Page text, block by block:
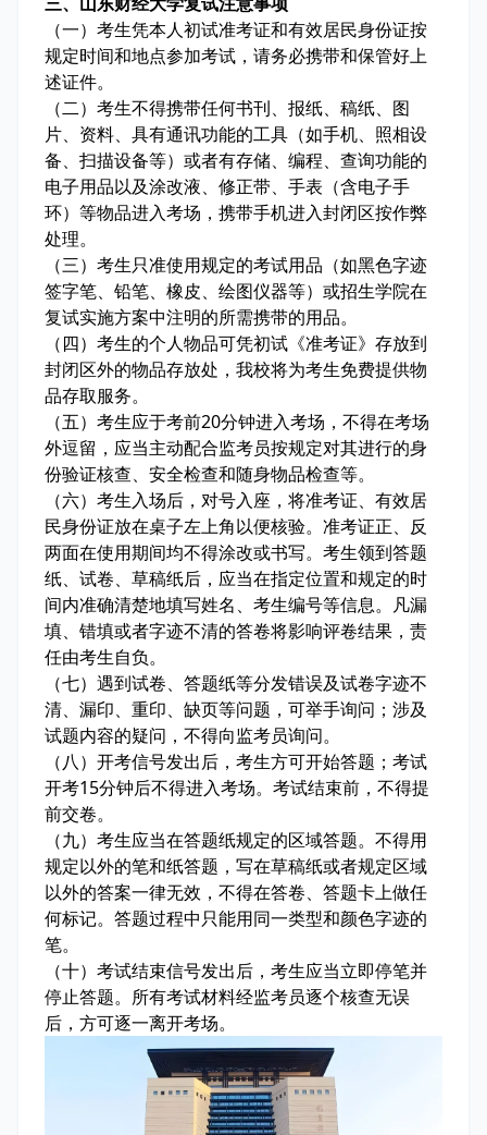
（一）考生凭本人初试准考证和有效居民身份证按
规定时间和地点参加考试，请务必携带和保管好上
述证件。
（二）考生不得携带任何书刊、报纸、稿纸、图
片、资料、具有通讯功能的工具（如手机、照相设
备、扫描设备等）或者有存储、编程、查询功能的
电子用品以及涂改液、修正带、手表（含电子手
环）等物品进入考场，携带手机进入封闭区按作弊
处理。
（三）考生只准使用规定的考试用品（如黑色字迹
签字笔、铅笔、橡皮、绘图仪器等）或招生学院在
复试实施方案中注明的所需携带的用品。
（四）考生的个人物品可凭初试《准考证》存放到
封闭区外的物品存放处，我校将为考生免费提供物
品存取服务。
（五）考生应于考前20分钟进入考场，不得在考场
外逗留，应当主动配合监考员按规定对其进行的身
份验证核查、安全检查和随身物品检查等。
（六）考生入场后，对号入座，将准考证、有效居
民身份证放在桌子左上角以便核验。准考证正、反
两面在使用期间均不得涂改或书写。考生领到答题
纸、试卷、草稿纸后，应当在指定位置和规定的时
间内准确清楚地填写姓名、考生编号等信息。凡漏
填、错填或者字迹不清的答卷将影响评卷结果，责
任由考生自负。
（七）遇到试卷、答题纸等分发错误及试卷字迹不
清、漏印、重印、缺页等问题，可举手询问；涉及
试题内容的疑问，不得向监考员询问。
（八）开考信号发出后，考生方可开始答题；考试
开考15分钟后不得进入考场。考试结束前，不得提
前交卷。
（九）考生应当在答题纸规定的区域答题。不得用
规定以外的笔和纸答题，写在草稿纸或者规定区域
以外的答案一律无效，不得在答卷、答题卡上做任
何标记。答题过程中只能用同一类型和颜色字迹的
笔。
（十）考试结束信号发出后，考生应当立即停笔并
停止答题。所有考试材料经监考员逐个核查无误
后，方可逐一离开考场。